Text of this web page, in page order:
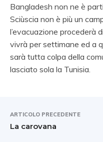
Bangladesh non ne è
Sciùscia non è più un
l’evacuazione procederà
vivrà per settimane ed a
sarà tutta colpa della
lasciato sola la Tunisia.
ARTICOLO PRECEDENTE
La carovana